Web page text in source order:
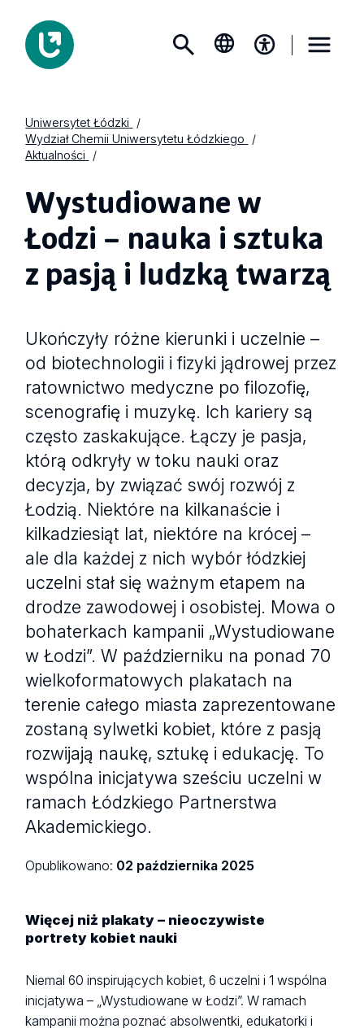
Uniwersytet Łódzki
Wydział Chemii Uniwersytetu Łódzkiego
Aktualności
Wystudiowane w
Łodzi – nauka i sztuka
z pasją i ludzką twarzą
Ukończyły różne kierunki i uczelnie –
od biotechnologii i fizyki jądrowej przez
ratownictwo medyczne po filozofię,
scenografię i muzykę. Ich kariery są
często zaskakujące. Łączy je pasja,
którą odkryły w toku nauki oraz
decyzja, by związać swój rozwój z
Łodzią. Niektóre na kilkanaście i
kilkadziesiąt lat, niektóre na krócej –
ale dla każdej z nich wybór łódzkiej
uczelni stał się ważnym etapem na
drodze zawodowej i osobistej. Mowa o
bohaterkach kampanii „Wystudiowane
w Łodzi”. W październiku na ponad 70
wielkoformatowych plakatach na
terenie całego miasta zaprezentowane
zostaną sylwetki kobiet, które z pasją
rozwijają naukę, sztukę i edukację. To
wspólna inicjatywa sześciu uczelni w
ramach Łódzkiego Partnerstwa
Akademickiego.
Opublikowano: 02 października 2025
Więcej niż plakaty – nieoczywiste
portrety kobiet nauki
Niemal 60 inspirujących kobiet, 6 uczelni i 1 wspólna
inicjatywa – „Wystudiowane w Łodzi”. W ramach
kampanii można poznać absolwentki, edukatorki i